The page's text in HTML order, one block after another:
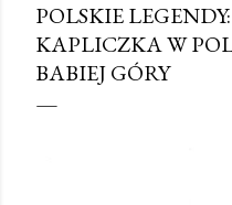
POLSKIE
KAPLICZKA W
BABIEJ GÓRY